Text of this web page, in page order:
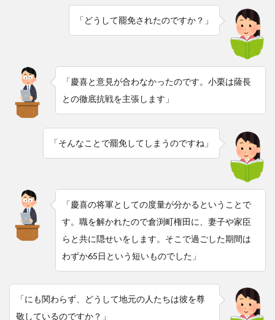
「どうして罷免されたのですか？」
「慶喜と意見が合わなかったのです。小栗は薩長
との徹底抗戦を主張します」
「そんなことで罷免してしまうのですね」
「慶喜の将軍としての度量が分かるということで
す。職を解かれたので倉渕町権田に、妻子や家臣
らと共に隠せいをします。そこで過ごした期間は
わずか65日という短いものでした」
「にも関わらず、どうして地元の人たちは彼を尊
敬しているのですか？」